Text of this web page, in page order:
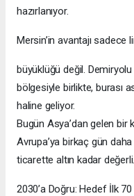
hazırlanıyor.
Mersin’in avantajı sadece
büyüklüğü değil.
bölgesiyle birlikte, burası
haline geliyor.
Bugün Asya’dan gelen bir
Avrupa’ya birkaç gün daha
ticarette altın kadar değerli.
2030’a Doğru: Hedef İlk 70